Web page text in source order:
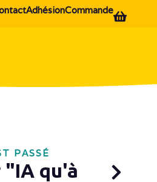
Commande
Adhésion
PASSÉ
qu'à